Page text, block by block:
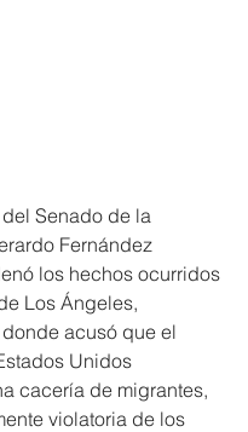
Senado de la
Fernández
los hechos ocurridos
Los Ángeles,
acusó que el
Unidos
cacería de migrantes,
violatoria de los